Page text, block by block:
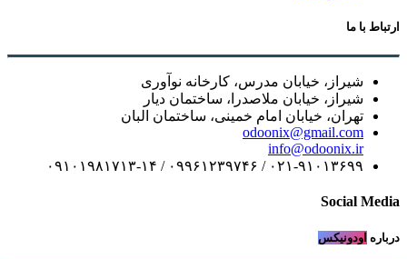
ارتباط با ما
شیراز، خیابان مدرس، کارخانه نوآوری
شیراز، خیابان ملاصدرا، ساختمان دیار
تهران، خیابان امام خمینی، ساختمان البان
odoonix@gmail.com
info@odoonix.ir
۰۲۱-۹۱۰۱۳۶۹۹ / ۰۹۹۶۱۲۳۹۷۴۶ / ۰۹۱۰۱۹۸۱۷۱۳-۱۴
Social Media
درباره اودونیکس